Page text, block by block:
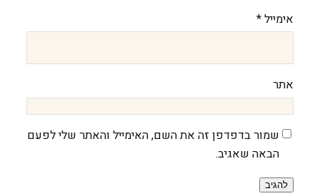
אימייל*
אתר
שמור בדפדפן זה את השם, האימייל והאתר שלי לפעם
הבאה שאגיב.